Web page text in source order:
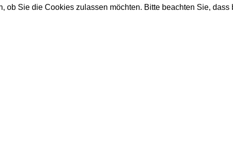
ob Sie die Cookies zulassen möchten. Bitte beachten Sie,